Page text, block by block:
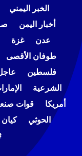
الخبر اليمني
أخبار اليمن
عدن
غزة
طوفان الأقصى
فلسطين
الشرعية
أمريكا
قوات
الحوثي
كيان